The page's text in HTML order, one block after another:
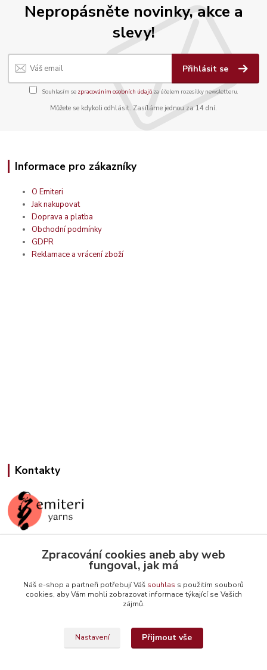
Nepropásněte novinky, akce a
slevy!
Přihlásit se
Souhlasím se zpracováním osobních údajůza účelem rozesílky newsletteru.
Můžete se kdykoli odhlásit. Zasíláme jednou za 14 dní.
Informace pro zákazníky
O Emiteri
Jak nakupovat
Doprava a platba
Obchodní podmínky
GDPR
Reklamace a vrácení zboží
Kontakty
Jana Slámová
+420 608 507 824
info@emiteriyarns.cz
Zpracování cookies aneb aby web
fungoval, jak má
Náš e-shop a partneři potřebují Váš souhlas s použitím souborů
cookies, aby Vám mohli zobrazovat informace týkající se Vašich
zájmů.
Nastavení Přijmout vše